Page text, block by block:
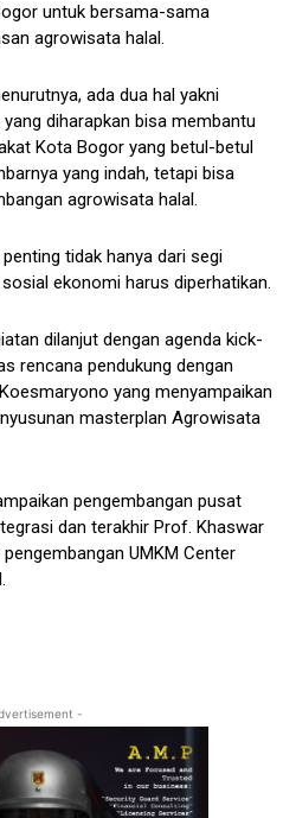
untuk bersama-sama
agrowisata halal.
ada dua hal yakni
diharapkan bisa membantu
Kota Bogor yang betul-betul
yang indah, tetapi bisa
agrowisata halal.
tidak hanya dari segi
ekonomi harus diperhatikan.
dilanjut dengan agenda kick-
rencana pendukung dengan
yang menyampaikan
masterplan Agrowisata
pengembangan pusat
dan terakhir Prof. Khaswar
UMKM Center
-